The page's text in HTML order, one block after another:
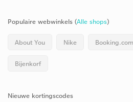
Populaire webwinkels (Alle shops)
About You Nike Booking.com
Bijenkorf
Nieuwe kortingscodes